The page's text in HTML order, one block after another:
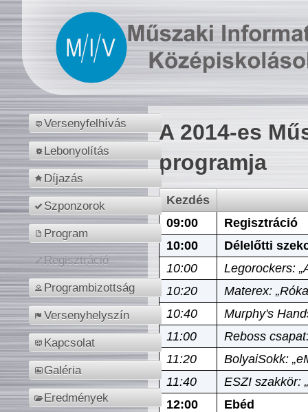
Versenyfelhívás
Lebonyolítás
Díjazás
Szponzorok
Program
Regisztráció
Programbizottság
Versenyhelyszín
Kapcsolat
Galéria
Eredmények
A 2014-es
programja
Kezdés
09:00
Regisztráció
10:00
Délelőtti
10:00
Legorockers:
10:20
Materex:
10:40
Murphy's
11:00
Reboss
11:20
BolyaiSokk:
11:40
ESZI szakkör:
12:00
Ebéd